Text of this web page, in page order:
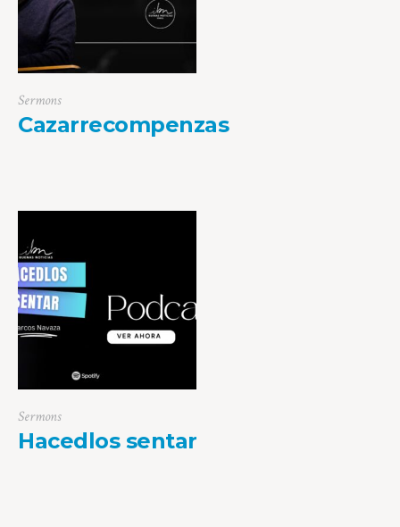
Sermons
Cazarrecompenzas
Sermons
Hacedlos sentar